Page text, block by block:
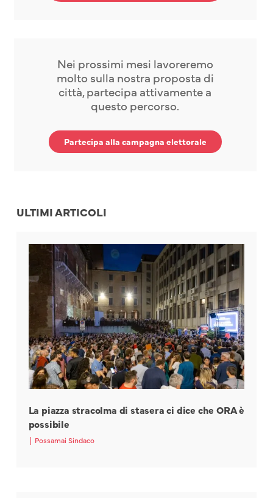
Nei prossimi mesi lavoreremo
molto sulla nostra proposta di
città, partecipa attivamente a
questo percorso.
Partecipa alla campagna elettorale
ULTIMI ARTICOLI
La piazza stracolma di stasera ci dice che ORA è
possibile
| Possamai Sindaco